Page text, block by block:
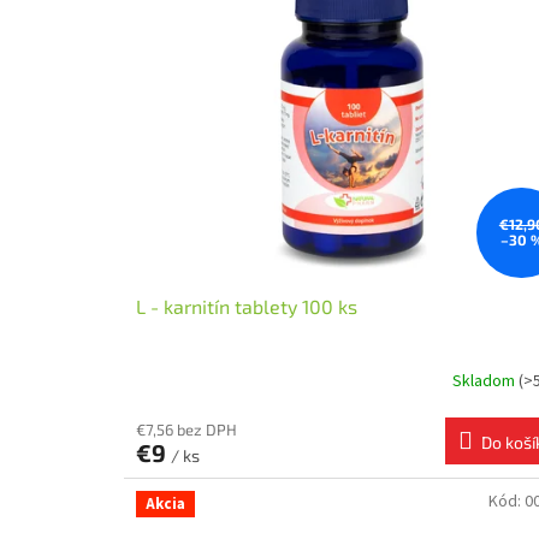
–30
L - karnitín tablety 100 ks
Skladom
€7,56 bez DPH
€9 / ks
Do
Akcia Kód: